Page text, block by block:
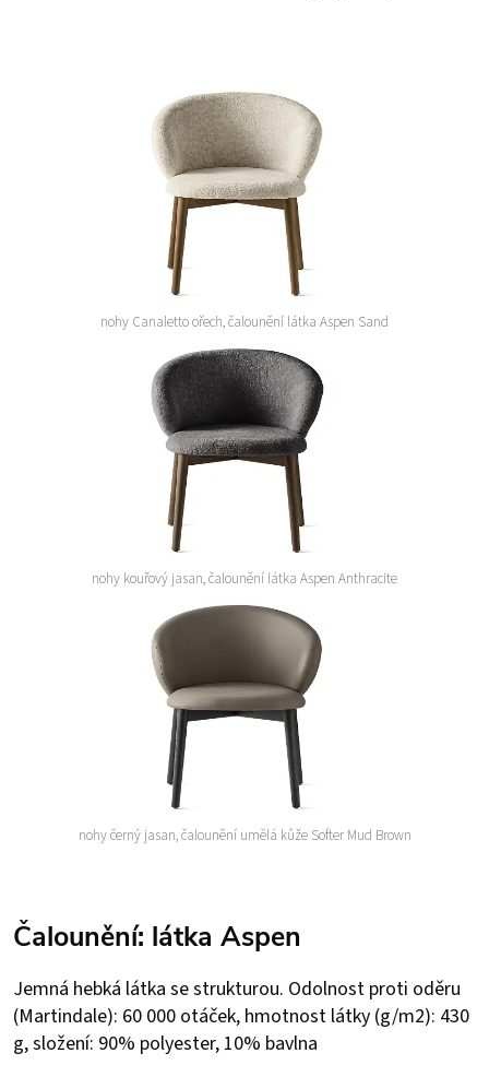
nohy Canaletto ořech, čalounění látka Aspen Sand
nohy kouřový jasan, čalounění látka Aspen Anthracite
nohy černý jasan, čalounění umělá kůže Softer Mud Brown
Čalounění: látka Aspen
Jemná hebká látka se strukturou. Odolnost proti oděru
(Martindale): 60 000 otáček, hmotnost látky (g/m2): 430
g, složení: 90% polyester, 10% bavlna